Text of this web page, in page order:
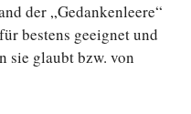
der „Gedankenleere“
bestens geeignet und
sie glaubt bzw. von